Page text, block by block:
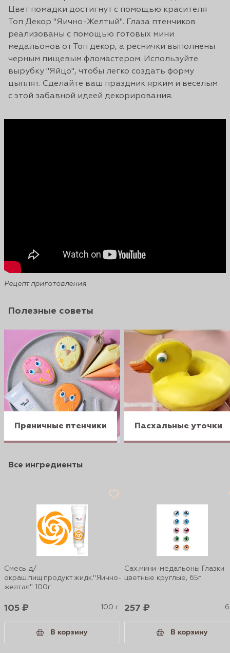
Цвет помадки достигнут с помощью красителя
Топ Декор "Яично-Желтый". Глаза птенчиков
реализованы с помощью готовых мини
медальонов от Топ декор, а реснички выполнены
черным пищевым фломастером. Используйте
вырубку "Яйцо", чтобы легко создать форму
цыплят. Сделайте ваш праздник ярким и веселым
с этой забавной идеей декорирования.
Рецепт приготовления
Полезные советы
Пряничные птенчики Пасхальные уточки
Все ингредиенты
Смесь д/
окраш.пищ.продукт.жидк."Яично-
желтая" 100г
105 ₽ 100 г.
В корзину
Сах.мини-медальоны Глазки
цветные круглые, 65г
257 ₽
В корзину